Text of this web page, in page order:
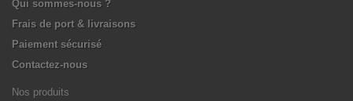
Qui sommes-nous ?
Frais de port & livraisons
Paiement sécurisé
Contactez-nous
Nos produits